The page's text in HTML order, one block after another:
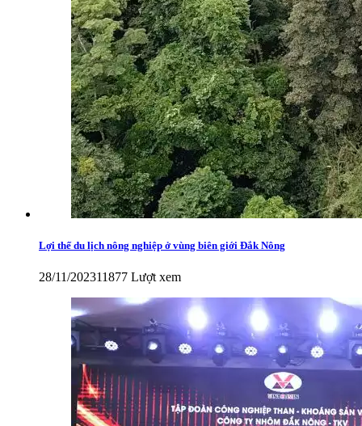
Lợi thế du lịch nông nghiệp ở vùng biên giới Đắk Nông
28/11/202311877 Lượt xem